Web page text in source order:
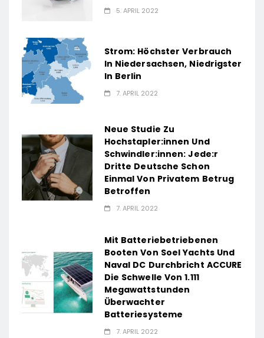
5. APRIL 2022
Strom: Höchster Verbrauch
In Niedersachsen, Niedrigster
In Berlin
7. APRIL 2022
Neue Studie Zu
Hochstapler:innen Und
Schwindler:innen: Jede:r
Dritte Deutsche Schon
Einmal Von Privatem Betrug
Betroffen
7. APRIL 2022
Mit Batteriebetriebenen
Booten Von Soel Yachts Und
Naval DC Durchbricht ACCURE
Die Schwelle Von 1.111
Megawattstunden
Überwachter
Batteriesysteme
7. APRIL 2022